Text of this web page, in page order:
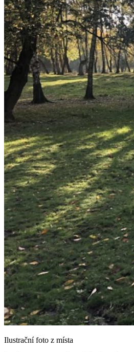
Ilustrační foto z místa